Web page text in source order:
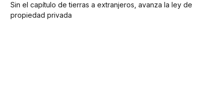
Sin el capítulo de tierras a extranjeros, avanza la ley de
propiedad privada